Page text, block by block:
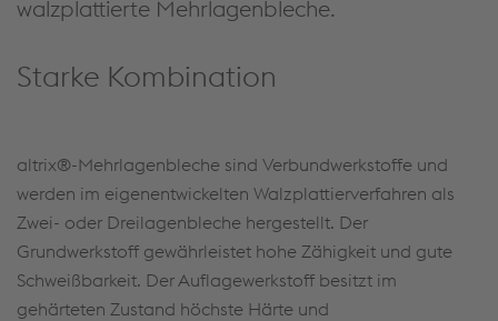
walzplattierte Mehrlagenbleche.
Starke Kombination
altrix®-Mehrlagenbleche sind Verbundwerkstoffe und
werden im eigenentwickelten Walzplattierverfahren als
Zwei- oder Dreilagenbleche hergestellt. Der
Grundwerkstoff gewährleistet hohe Zähigkeit und gute
Schweißbarkeit. Der Auflagewerkstoff besitzt im
gehärteten Zustand höchste Härte und